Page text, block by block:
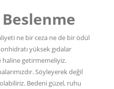
ne bir ceza ne de bir ödül
yüksek gıdalar
haline getirmemeliyiz.
Söyleyerek değil
Bedeni güzel, ruhu